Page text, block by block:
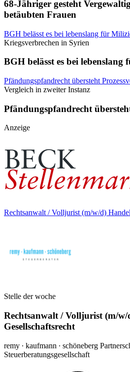
68-Jähriger gesteht
betäubten Frauen
BGH belässt es bei lebenslang für
Kriegsverbrechen in Syrien
BGH belässt es bei
Pfändungspfandrecht übersteht
Vergleich in zweiter Instanz
Pfändungspfandrecht
Anzeige
Rechtsanwalt / Volljurist (m/w/d)
Stelle der woche
Rechtsanwalt / Volljurist (m/
Gesellschaftsrecht
remy ∙ kaufmann ∙ schöneberg
Steuerberatungsgesellschaft